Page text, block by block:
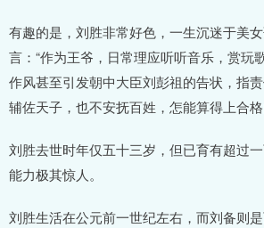
有趣的是，刘胜非常好色，一生沉迷于美
言：“作为王爷，日常理应听听音乐，赏玩
作风甚至引发朝中大臣刘彭祖的告状，指
辅佐天子，也不安抚百姓，怎能算得上合
刘胜去世时年仅五十三岁，但已育有超过
能力极其惊人。
刘胜生活在公元前一世纪左右，而刘备则是